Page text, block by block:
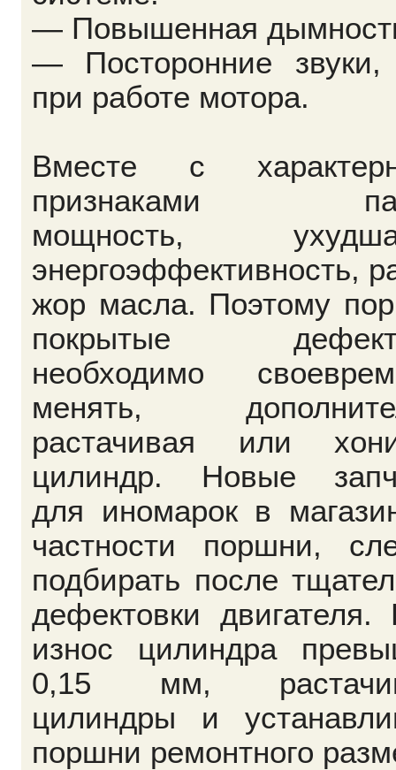
— Повышенная
— Посторонние звуки,
при работе мотора.
Вместе с
признаками
мощность,
энергоэффективность,
жор масла. Поэтому
покрытые
необходимо
менять,
растачивая или
цилиндр. Новые
для иномарок в
частности поршни,
подбирать после
дефектовки двигателя.
износ цилиндра
0,15 мм,
цилиндры и
поршни ремонтного